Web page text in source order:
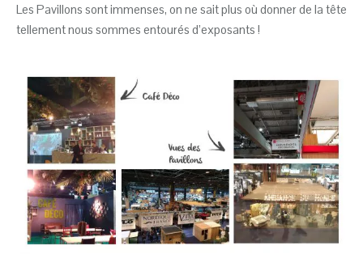
Les Pavillons sont immenses, on ne sait plus où donner de la tête
tellement nous sommes entourés d’exposants !